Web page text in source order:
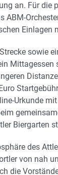
an. Für die
ABM-
Einlagen
sowie
Mittagessen
Urkunde
Biergarten
des
von nah
die